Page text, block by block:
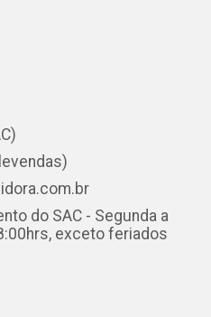
do SAC - Segunda a
exceto feriados